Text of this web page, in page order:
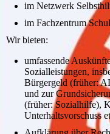
im Netzwerk
im Fachzentrum
Wir bieten:
umfassende
Sozialleistungen,
Bürgergeld (früher:
und zur
(früher: Sozialhilfe),
Unterhaltsvorschuss